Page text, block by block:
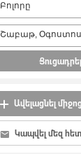
Բոլորը
Ցուցադրել
Ավելացնել
Կապվել մեզ հետ